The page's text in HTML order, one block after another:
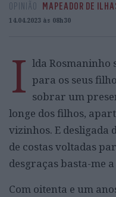
OPINIÃO MAPEADOR DE
14.04.2023 às 08h30
I lda Rosmaninho
para os seus
sobrar um
longe dos filhos,
vizinhos. E desligada
de costas voltadas
desgraças basta-me
Com oitenta e um